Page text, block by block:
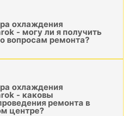
охлаждения
- могу ли я получить
вопросам ремонта?
охлаждения
- каковы
ремонта в
центре?